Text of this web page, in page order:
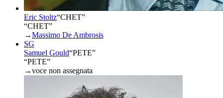
Eric Stoltz“CHET”
“CHET”
→Massimo De Ambrosis
SG
Samuel Gould“PETE”
“PETE”
→voce non assegnata